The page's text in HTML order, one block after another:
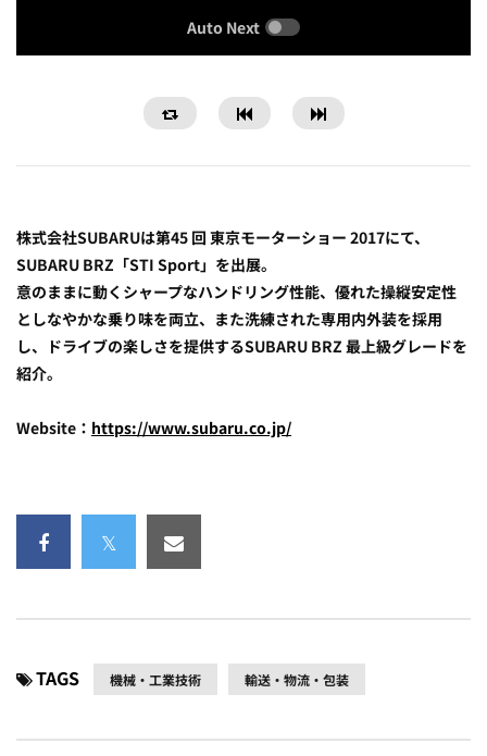
Auto Next
株式会社SUBARUは第45 回 東京モーターショー 2017にて、
SUBARU BRZ「STI Sport」を出展。
意のままに動くシャープなハンドリング性能、優れた操縦安定性
としなやかな乗り味を両立、また洗練された専用内外装を採用
し、ドライブの楽しさを提供するSUBARU BRZ 最上級グレードを
紹介。
Website： https://www.subaru.co.jp/
TAGS 機械・工業技術 輸送・物流・包装